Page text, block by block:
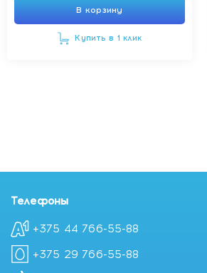
В корзину
Купить в 1 клик
Телефоны
+375 44 766-55-88
+375 29 766-55-88